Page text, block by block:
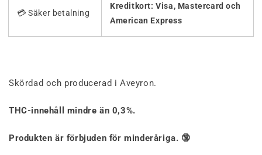
💳 Säker betalning
Kreditkort: Visa, Mastercard och
American Express
Skördad och producerad i Aveyron.
THC-innehåll mindre än 0,3%.
Produkten är förbjuden för minderåriga. 🔞